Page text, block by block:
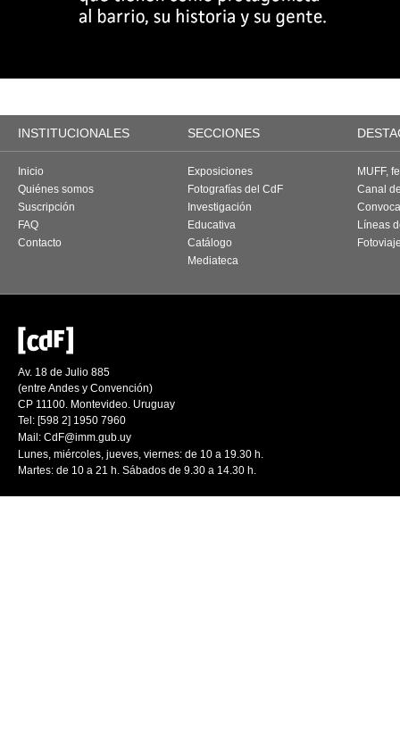
INSTITUCIONALES SECCIONES
Inicio
Quiénes somos
Suscripción
FAQ
Contacto
Exposiciones
Fotografías del CdF
Investigación
Educativa
Catálogo
Mediateca
MUFF,
Canal
Líneas
Av. 18 de Julio 885
(entre Andes y Convención)
CP 11100. Montevideo. Uruguay
Tel: [598 2] 1950 7960
Mail: CdF@imm.gub.uy
Lunes, miércoles, jueves, viernes: de 10 a 19.30 h.
Martes: de 10 a 21 h. Sábados de 9.30 a 14.30 h.